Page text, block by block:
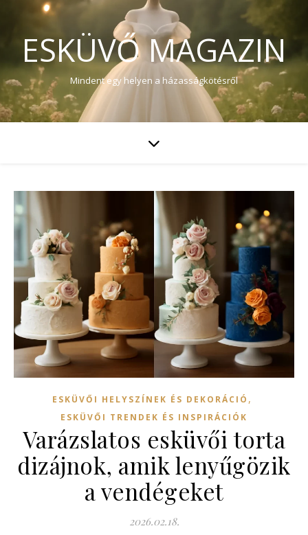
ESKÜVŐ MAGAZIN
Mindent egy helyen a házasságkötésről
ESKÜVŐI HELYSZÍNEK ÉS DEKORÁCIÓ ,
ESKÜVŐI TRENDEK ÉS INSPIRÁCIÓK
Varázslatos esküvői torta
dizájnok, amik lenyűgözik
a vendégeket
2026.02.18.